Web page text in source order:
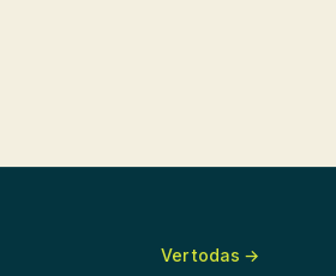
Ver todas →